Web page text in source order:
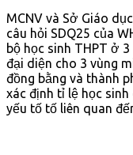
MCNV và Sở Giáo
câu hỏi SDQ25 của
bộ học sinh THPT ở
đại diện cho 3 vùng
đồng bằng và thành
xác định tỉ lệ học
yếu tố tố liên quan